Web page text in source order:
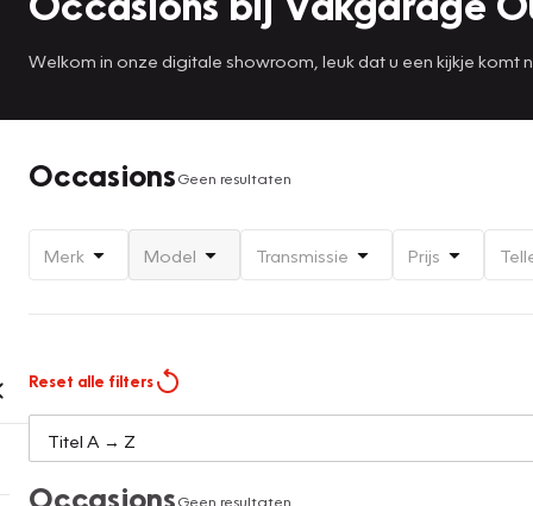
Welkom in onze digitale showroom, leuk dat u een kijkje komt
OccasionsGeen resultaten
Merk Model Transmissie Prijs
Reset alle filters
OccasionsGeen resultaten